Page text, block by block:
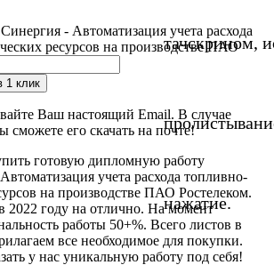
тачскрином,
нажатие.
- Автоматизация учета расхода
ресурсов на производстве ПАО
1 клик
Ваш настоящий Email. В случае
сможете его скачать на почте!
готовую дипломную работу
учета расхода топливно-
на производстве ПАО Ростелеком.
2022 году на отлично. На момент
работы 50+%. Всего листов в
все необходимое для покупки.
у нас уникальную работу под себя!